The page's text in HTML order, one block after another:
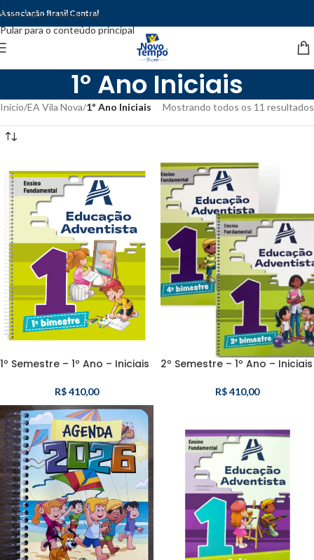
Pular para a navegação
Pular para o conteúdo principal
Associação Brasil Central
1º Ano Iniciais
Início/EA Vila Nova/1º Ano Iniciais Mostrando todos os 11 resultados
1º Semestre – 1º Ano – Iniciais
R$410,00
2º Semestre – 1º Ano – Iniciais
R$410,00